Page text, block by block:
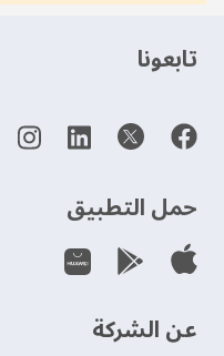
‫تابعونا‬
حمل التطبيق
عن الشركة